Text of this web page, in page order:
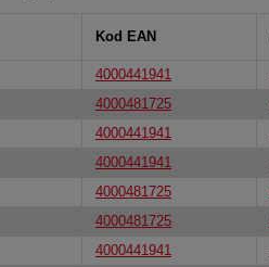
Kod EAN
4000441941
4000481725
4000441941
4000441941
4000481725
4000481725
4000441941